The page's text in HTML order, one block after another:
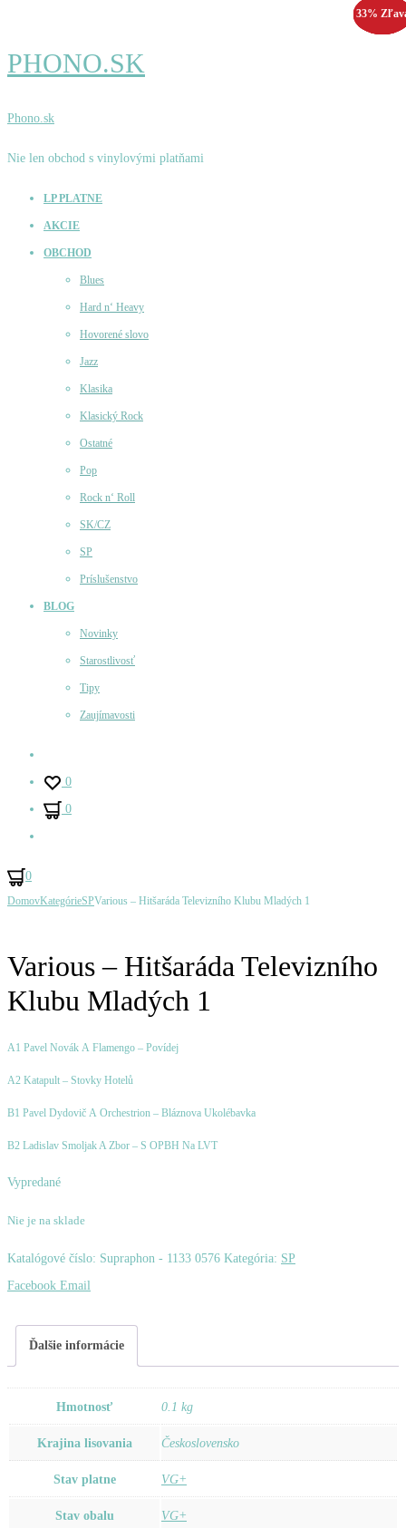
PHONO.SK
Phono.sk
Nie len obchod s vinylovými platňami
LP PLATNE
AKCIE
OBCHOD
Blues
Hard n‘ Heavy
Hovorené slovo
Jazz
Klasika
Klasický Rock
Ostatné
Pop
Rock n‘ Roll
SK/CZ
SP
Príslušenstvo
BLOG
Novinky
Starostlivosť
Tipy
Zaujímavosti
0
0
0
Ovládanie
Neckář,
–
Jak
Svítání
Neckář,
–
Gladiátor
Ven
DomovKategórieSPVarious – Hitšaráda Televizního Klubu Mladých 1
Various – Hitšaráda Televizního
Klubu Mladých 1
A1 Pavel Novák A Flamengo – Povídej
A2 Katapult – Stovky Hotelů
B1 Pavel Dydovič A Orchestrion – Bláznova Ukolébavka
B2 Ladislav Smoljak A Zbor – S OPBH Na LVT
Vypredané
Nie je na sklade
Katalógové číslo: Supraphon - 1133 0576 Kategória: SP
Zdieľať
Facebook Email
Ďalšie informácie
Hmotnosť 0.1 kg
Krajina lisovania Československo
Stav platne VG+
Stav obalu VG+
33%
55%
25%
33%